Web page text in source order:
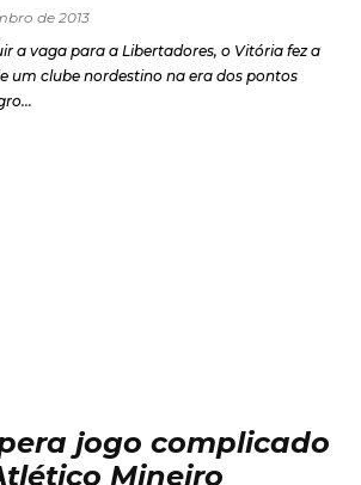
de 2013
a vaga para a Libertadores, o Vitória fez a
um clube nordestino na era dos pontos
jogo complicado
Mineiro